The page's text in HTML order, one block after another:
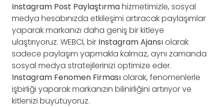
Instagram Post Paylaştırmahizmetimizle, sosyal
medya hesabınızda etkileşimi artıracak paylaşımlar
yaparak markanızı daha geniş bir kitleye
ulaştırıyoruz. WEBCİ, bir Instagram Ajansıolarak
sadece paylaşım yapmakla kalmaz, aynı zamanda
sosyal medya stratejilerinizi optimize eder.
Instagram Fenomen Firmasıolarak, fenomenlerle
işbirliği yaparak markanızın bilinirliğini artırıyor ve
kitlenizi büyütüyoruz.